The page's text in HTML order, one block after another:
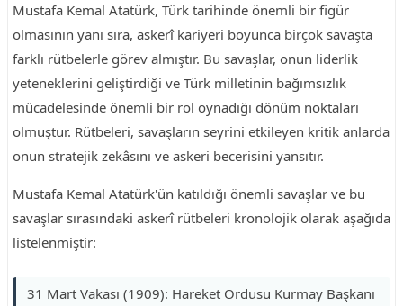
Mustafa Kemal Atatürk, Türk tarihinde önemli bir figür
olmasının yanı sıra, askerî kariyeri boyunca birçok savaşta
farklı rütbelerle görev almıştır. Bu savaşlar, onun liderlik
yeteneklerini geliştirdiği ve Türk milletinin bağımsızlık
mücadelesinde önemli bir rol oynadığı dönüm noktaları
olmuştur. Rütbeleri, savaşların seyrini etkileyen kritik anlarda
onun stratejik zekâsını ve askeri becerisini yansıtır.
Mustafa Kemal Atatürk'ün katıldığı önemli savaşlar ve bu
savaşlar sırasındaki askerî rütbeleri kronolojik olarak aşağıda
listelenmiştir:
31 Mart Vakası (1909): Hareket Ordusu Kurmay Başkanı